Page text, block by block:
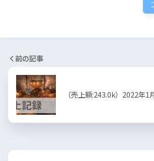
前の記事
（売上額:243.0k）2022年